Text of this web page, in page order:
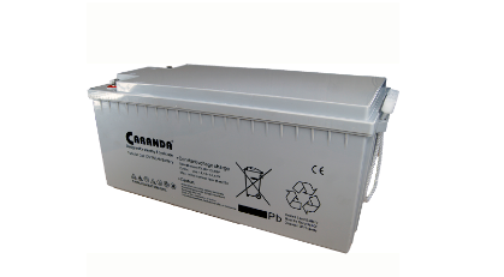
Accesorii Baterii
Fotovoltaice